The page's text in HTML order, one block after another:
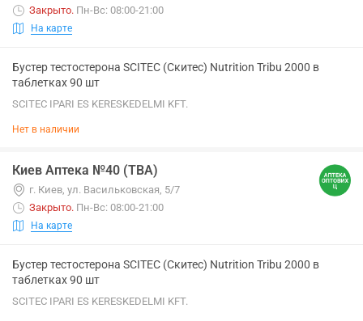
Закрыто. Пн-Вс: 08:00-21:00
На карте
Бустер тестостерона SCITEC (Скитес) Nutrition Tribu 2000 в
таблетках 90 шт
SCITEC IPARI ES KERESKEDELMI KFT.
Нет в наличии
Киев Аптека №40 (ТВА)
г. Киев, ул. Васильковская, 5/7
Закрыто. Пн-Вс: 08:00-21:00
На карте
Бустер тестостерона SCITEC (Скитес) Nutrition Tribu 2000 в
таблетках 90 шт
SCITEC IPARI ES KERESKEDELMI KFT.